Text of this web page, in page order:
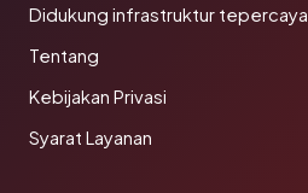
Didukung infrastruktur tepercaya
Tentang
Kebijakan Privasi
Syarat Layanan